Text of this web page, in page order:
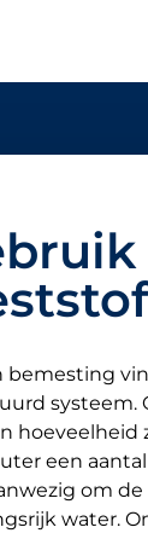
bemesting
systeem.
hoeveelheid
een
om
water.